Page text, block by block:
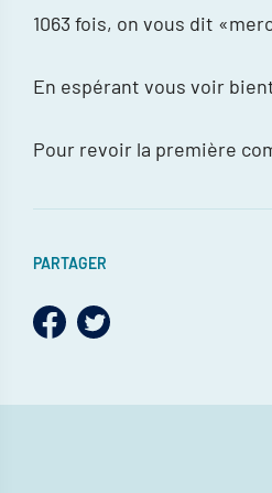
1063 fois, on vous dit
En espérant vous voir
Pour revoir la première
PARTAGER